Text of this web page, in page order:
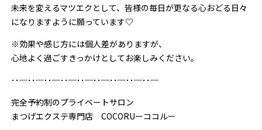
未来を変えるマツエクとして、皆様の毎日が更なる心おどる日々
になりますように願っています♡
※効果や感じ方には個人差がありますが、
心地よく過ごすきっかけとしてお楽しみください。
･･─･･─･･─･･─･･─･･─･･─･･─･･─
完全予約制のプライベートサロン
まつげエクステ専門店 COCORUーココルー